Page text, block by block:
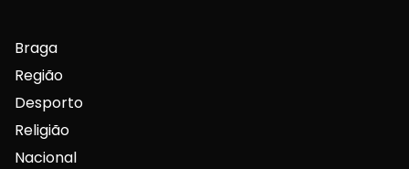
Braga
Região
Desporto
Religião
Nacional